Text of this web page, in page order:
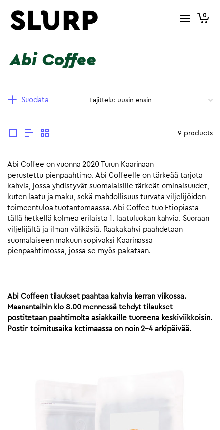
0
Abi Coffee
Suodata
9 products
Abi Coffee on vuonna 2020 Turun Kaarinaan
perustettu pienpaahtimo. Abi Coffeelle on tärkeää tarjota
kahvia, jossa yhdistyvät suomalaisille tärkeät ominaisuudet,
kuten laatu ja maku, sekä mahdollisuus turvata viljelijöiden
toimeentuloa tuotantomaassa. Abi Coffee tuo Etiopiasta
tällä hetkellä kolmea erilaista 1. laatuluokan kahvia. Suoraan
viljelijältä ja ilman välikäsiä. Raakakahvi paahdetaan
suomalaiseen makuun sopivaksi Kaarinassa
pienpaahtimossa, jossa se myös pakataan.
Abi Coffeen tilaukset paahtaa kahvia kerran viikossa.
Maanantaihin klo 8.00 mennessä tehdyt tilaukset
postitetaan paahtimolta asiakkaille tuoreena keskiviikkoisin.
Postin toimitusaika kotimaassa on noin 2-4 arkipäivää.